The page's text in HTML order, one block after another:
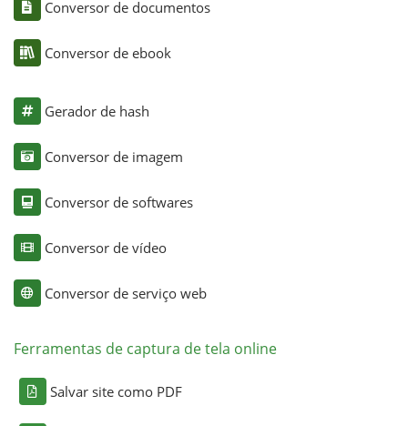
Conversor de documentos
Conversor de ebook
Gerador de hash
Conversor de imagem
Conversor de softwares
Conversor de vídeo
Conversor de serviço web
Ferramentas de captura de tela online
Salvar site como PDF